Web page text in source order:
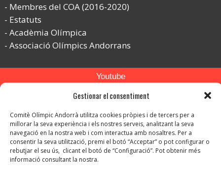
Gestionar el consentiment
Comitè Olímpic Andorrà utilitza cookies pròpies i de tercers per a
millorar la seva experiència i els nostres serveis, analitzant la seva
navegació en la nostra web i com interactua amb nosaltres. Per a
consentir la seva utilització, premi el botó “Acceptar” o pot configurar o
rebutjar el seu ús, clicant el botó de “Configuració”. Pot obtenir més
informació consultant la nostra.
Membres del COA (2016-2020)
Estatuts
Acadèmia Olímpica
Associació Olímpics Andorrans
Youtube
Flickr
Instagram